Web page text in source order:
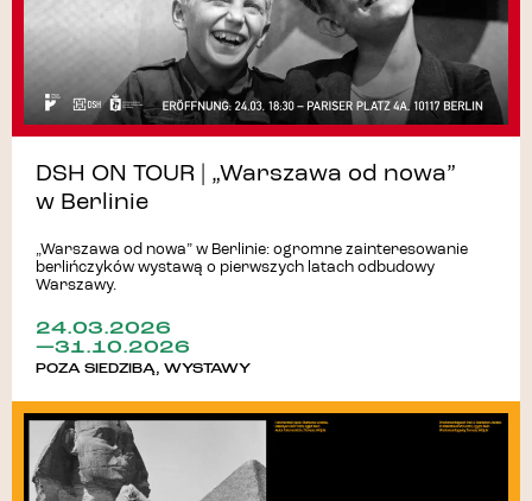
DSH ON TOUR | „Warszawa od nowa”
w Berlinie
„Warszawa od nowa” w Berlinie: ogromne zainteresowanie
berlińczyków wystawą o pierwszych latach odbudowy
Warszawy.
24.03.2026
—31.10.2026
POZA SIEDZIBĄ, WYSTAWY